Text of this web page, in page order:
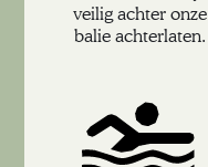
veilig achter onze
balie achterlaten.